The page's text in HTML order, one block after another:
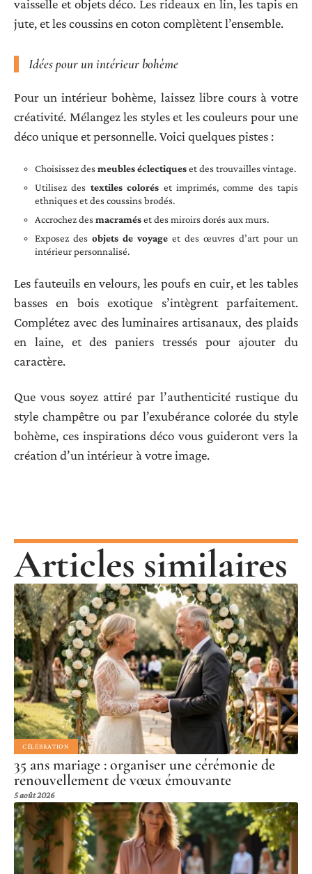
vaisselle et objets déco. Les rideaux en lin, les tapis en
jute, et les coussins en coton complètent l’ensemble.
Idées pour un intérieur bohème
Pour un intérieur bohème, laissez libre cours à votre
créativité. Mélangez les styles et les couleurs pour une
déco unique et personnelle. Voici quelques pistes :
Choisissez desmeubles éclectiqueset des trouvailles vintage.
Utilisez des textiles colorés et imprimés, comme des tapis
ethniques et des coussins brodés.
Accrochez desmacraméset des miroirs dorés aux murs.
Exposez des objets de voyage et des œuvres d’art pour un
intérieur personnalisé.
Les fauteuils en velours, les poufs en cuir, et les tables
basses en bois exotique s’intègrent parfaitement.
Complétez avec des luminaires artisanaux, des plaids
en laine, et des paniers tressés pour ajouter du
caractère.
Que vous soyez attiré par l’authenticité rustique du
style champêtre ou par l’exubérance colorée du style
bohème, ces inspirations déco vous guideront vers la
création d’un intérieur à votre image.
Articles similaires
CÉLÉBRATION
35 ans mariage : organiser une cérémonie de
renouvellement de vœux émouvante
5 août 2026